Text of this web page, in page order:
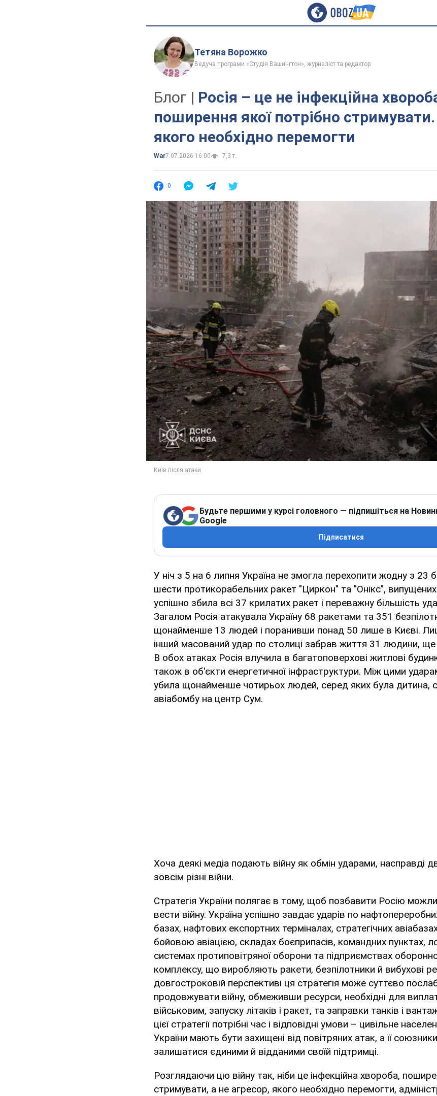
Тетяна Ворожко
Ведуча програми «Студія Вашингтон», журналіст та редактор
Блог | Росія – це не інфекційна
поширення якої потрібно
якого необхідно перемогти
War7.07.2026 16:00 7,3 т.
0
Будьте першими у курсі головного — підпишіться на
Google
Підписатися
У ніч з 5 на 6 липня Україна не змогла перехопити жодну з 23
шести протикорабельних ракет "Циркон" та "Онікс",
успішно збила всі 37 крилатих ракет і переважну більшість
Загалом Росія атакувала Україну 68 ракетами та 351
щонайменше 13 людей і поранивши понад 50 лише в Києві.
інший масований удар по столиці забрав життя 31 людини, ще
В обох атаках Росія влучила в багатоповерхові житлові
також в об'єкти енергетичної інфраструктури. Між цими
убила щонайменше чотирьох людей, серед яких була дитина,
авіабомбу на центр Сум.
Хоча деякі медіа подають війну як обмін ударами, насправді
зовсім різні війни.
Стратегія України полягає в тому, щоб позбавити Росію
вести війну. Україна успішно завдає ударів по
базах, нафтових експортних терміналах, стратегічних
бойовою авіацією, складах боєприпасів, командних пунктах,
системах протиповітряної оборони та підприємствах
комплексу, що виробляють ракети, безпілотники й вибухові
довгостроковій перспективі ця стратегія може суттєво
продовжувати війну, обмеживши ресурси, необхідні для
військовим, запуску літаків і ракет, та заправки танків і
цієї стратегії потрібні час і відповідні умови – цивільне
України мають бути захищені від повітряних атак, а її
залишатися єдиними й відданими своїй підтримці.
Розглядаючи цю війну так, ніби це інфекційна хвороба,
стримувати, а не агресор, якого необхідно перемогти,